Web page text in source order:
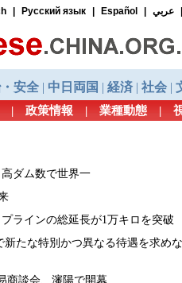
| 政策情報 | 業種動態 |
ダム数で世界一
ラインの総延長が1万キロを突破
新たな特別かつ異なる待遇を求め
商談会、瀋陽で開幕